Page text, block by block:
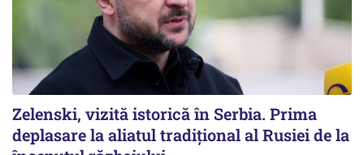
Zelenski, vizită istorică în Serbia. Prima
deplasare la aliatul tradițional al Rusiei de la